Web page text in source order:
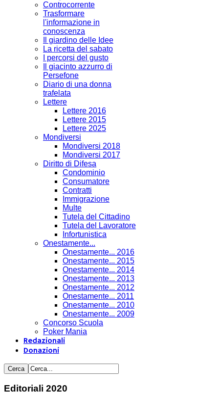
Controcorrente
Trasformare
l'informazione in
conoscenza
Il giardino delle Idee
La ricetta del sabato
I percorsi del gusto
Il giacinto azzurro di
Persefone
Diario di una donna
trafelata
Lettere
Lettere 2016
Lettere 2015
Lettere 2025
Mondiversi
Mondiversi 2018
Mondiversi 2017
Diritto di Difesa
Condominio
Consumatore
Contratti
Immigrazione
Multe
Tutela del Cittadino
Tutela del Lavoratore
Infortunistica
Onestamente...
Onestamente... 2016
Onestamente... 2015
Onestamente... 2014
Onestamente... 2013
Onestamente... 2012
Onestamente... 2011
Onestamente... 2010
Onestamente... 2009
Concorso Scuola
Poker Mania
Redazionali
Donazioni
Editoriali 2020